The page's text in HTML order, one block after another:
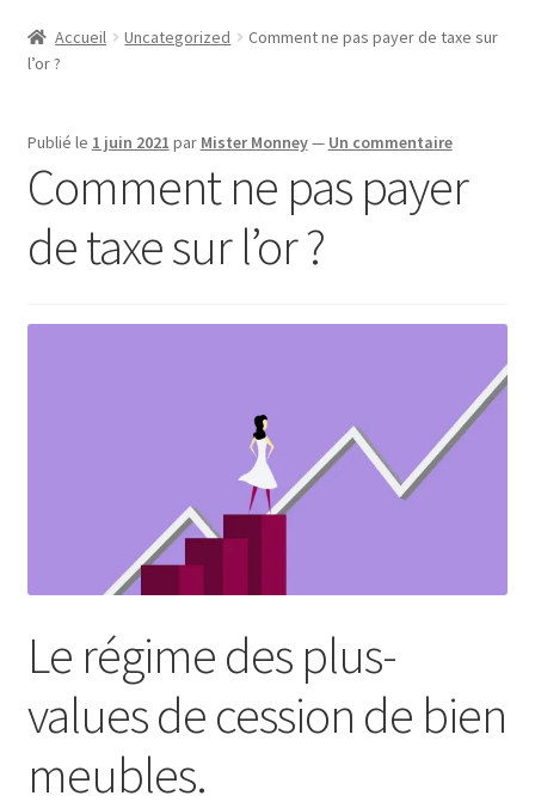
Accueil Uncategorized
Comment ne pas payer de taxe sur
l’or ?
Publié le 1 juin 2021 par Mister Monney— Un commentaire
Comment ne pas payer
de taxe sur l’or ?
Le régime des plus-
values de cession de bien
meubles.